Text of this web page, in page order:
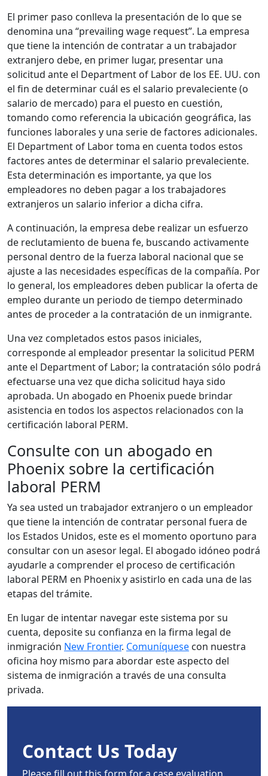
El primer paso conlleva la presentación de lo que se
denomina una “prevailing wage request”. La empresa
que tiene la intención de contratar a un trabajador
extranjero debe, en primer lugar, presentar una
solicitud ante el Department of Labor de los EE. UU. con
el fin de determinar cuál es el salario prevaleciente (o
salario de mercado) para el puesto en cuestión,
tomando como referencia la ubicación geográfica, las
funciones laborales y una serie de factores adicionales.
El Department of Labor toma en cuenta todos estos
factores antes de determinar el salario prevaleciente.
Esta determinación es importante, ya que los
empleadores no deben pagar a los trabajadores
extranjeros un salario inferior a dicha cifra.
A continuación, la empresa debe realizar un esfuerzo
de reclutamiento de buena fe, buscando activamente
personal dentro de la fuerza laboral nacional que se
ajuste a las necesidades específicas de la compañía. Por
lo general, los empleadores deben publicar la oferta de
empleo durante un periodo de tiempo determinado
antes de proceder a la contratación de un inmigrante.
Una vez completados estos pasos iniciales,
corresponde al empleador presentar la solicitud PERM
ante el Department of Labor; la contratación sólo podrá
efectuarse una vez que dicha solicitud haya sido
aprobada. Un abogado en Phoenix puede brindar
asistencia en todos los aspectos relacionados con la
certificación laboral PERM.
Consulte con un abogado en
Phoenix sobre la certificación
laboral PERM
Ya sea usted un trabajador extranjero o un empleador
que tiene la intención de contratar personal fuera de
los Estados Unidos, este es el momento oportuno para
consultar con un asesor legal. El abogado idóneo podrá
ayudarle a comprender el proceso de certificación
laboral PERM en Phoenix y asistirlo en cada una de las
etapas del trámite.
En lugar de intentar navegar este sistema por su
cuenta, deposite su confianza en la firma legal de
inmigración New Frontier. Comuníquese con nuestra
oficina hoy mismo para abordar este aspecto del
sistema de inmigración a través de una consulta
privada.
Contact Us Today